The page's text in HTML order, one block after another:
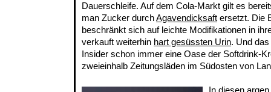
Dauerschleife. Auf dem Cola-Markt gilt es
man Zucker durchAgavendicksaft ersetzt. Die
beschränkt sich auf leichte Modifikationen in
verkauft weiterhin hart gesüssten Urin. Und das
Insider schon immer eine Oase der Softdrink-
zweieinhalb Zeitungsläden im Südosten von
In diesen